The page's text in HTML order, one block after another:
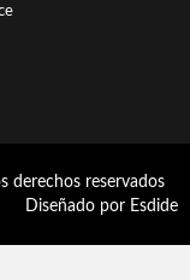
derechos reservados
Diseñado por Esdide